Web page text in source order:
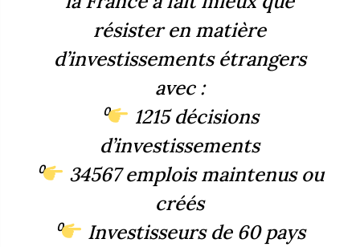
résister en matière
d’investissements étrangers
avec :
⁰
1215 décisions
d’investissements
⁰
34567 emplois maintenus ou
créés
⁰
Investisseurs de 60 pays